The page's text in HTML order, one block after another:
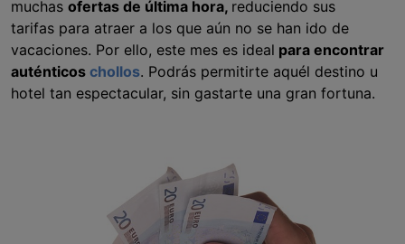
muchas ofertas de última hora, reduciendo sus
tarifas para atraer a los que aún no se han ido de
vacaciones. Por ello, este mes es ideal para encontrar
auténticos chollos. Podrás permitirte aquél destino u
hotel tan espectacular, sin gastarte una gran fortuna.